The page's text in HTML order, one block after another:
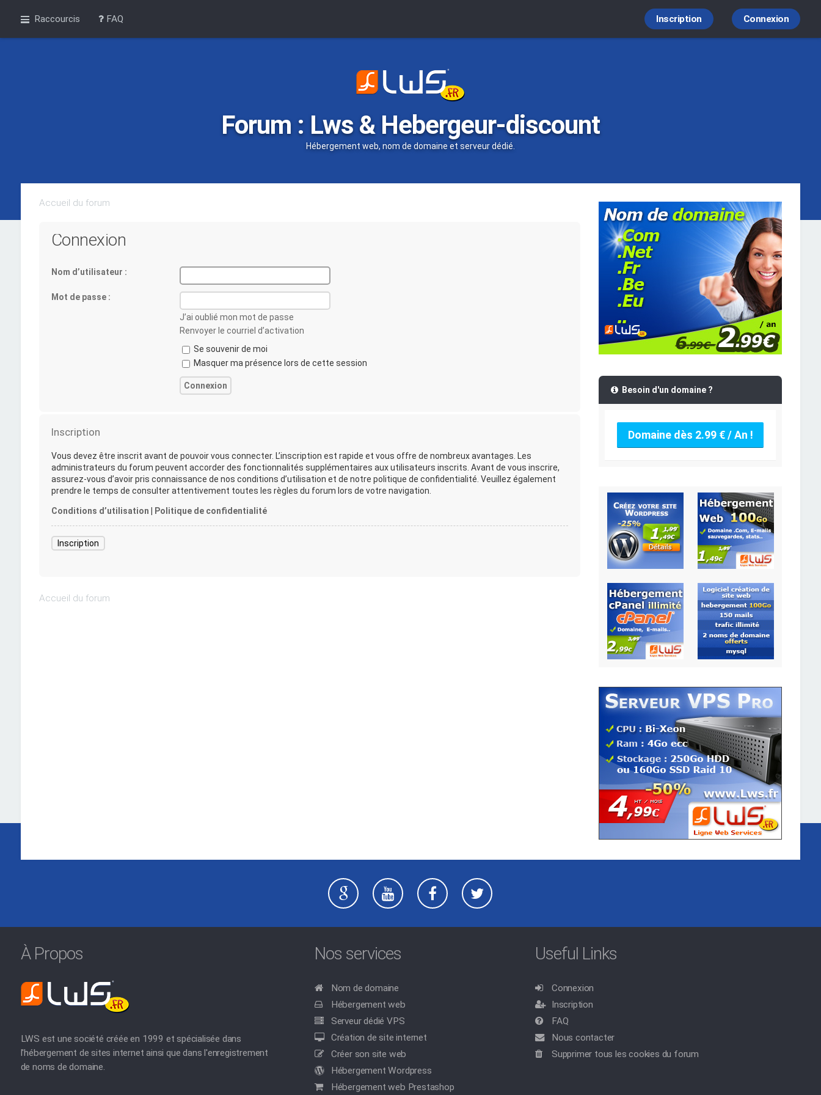
Raccourcis FAQ Connexion
Inscription
Forum : Lws & Hebergeur-discount
Hébergement web, nom de domaine et serveur dédié.
Accueil du forum
Connexion
Nom d’utilisateur :
Mot de passe :
J’ai oublié mon mot de passe
Renvoyer le courriel d’activation
Se souvenir de moi
Masquer ma présence lors de cette session
Inscription
Vous devez être inscrit avant de pouvoir vous connecter. L’inscription est rapide et vous offre de nombreux avantages. Les
administrateurs du forum peuvent accorder des fonctionnalités supplémentaires aux utilisateurs inscrits. Avant de vous inscrire,
assurez-vous d’avoir pris connaissance de nos conditions d’utilisation et de notre politique de confidentialité. Veuillez également
prendre le temps de consulter attentivement toutes les règles du forum lors de votre navigation.
Conditions d’utilisation Politique de confidentialité
Inscription
Accueil du forum
Besoin d'un domaine ?
Domaine dès 2.99 € / An !
À Propos
LWS est une société créée en 1999 et spécialisée dans
l'hébergement de sites internet ainsi que dans l'enregistrement
de noms de domaine.
Nos services
Nom de domaine
Hébergement web
Serveur dédié VPS
Création de site internet
Créer son site web
Hébergement Wordpress
Hébergement web Prestashop
Useful Links
Connexion
Inscription
FAQ
Nous contacter
Supprimer tous les cookies du forum